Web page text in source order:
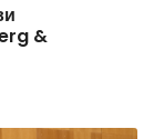
&